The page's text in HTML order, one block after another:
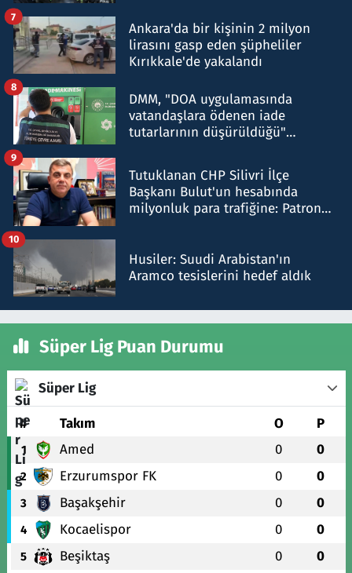
Ankara'da bir kişinin 2 milyon
lirasını gasp eden şüpheliler
Kırıkkale'de yakalandı
7
DMM, "DOA uygulamasında
vatandaşlara ödenen iade
tutarlarının düşürüldüğü"
8
Tutuklanan CHP Silivri İlçe
Başkanı Bulut'un hesabında
milyonluk para trafiğine: Patron
9
Husiler: Suudi Arabistan'ın
Aramco tesislerini hedef aldık
10
Süper Lig Puan Durumu
Süper Lig
# Takım O P
1 Amed 0 0
2 Erzurumspor FK 0 0
3 Başakşehir 0 0
4 Kocaelispor 0 0
5 Beşiktaş 0 0